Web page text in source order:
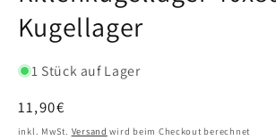
Kugellager
1 Stück auf Lager
Normaler
Preis
11,90€
inkl. MwSt. Versand wird beim Checkout berechnet